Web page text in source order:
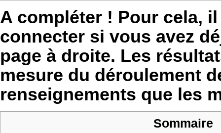
A compléter ! Pour cela,
connecter si vous avez
page à droite. Les
mesure du déroulement
renseignements que les
Sommaire